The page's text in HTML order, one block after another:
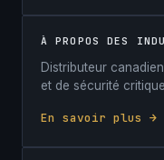
À PROPOS DES
Distributeur
et de sécurité
En savoir plus →